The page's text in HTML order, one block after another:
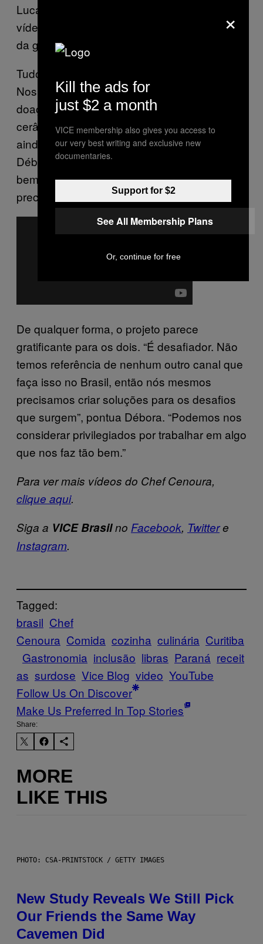
Lucas Costa. É ele quem grava, monta os
vídeos e, claro, saboreia as receitas ao final
da gravação.
Tudo é feito em casa e com grana própria.
Nos últimos tempos, o casal tem recebido
doações de panos de prato, aventais e
cerâmicas de algumas empresas – o que
ainda não contempla todos os gastos.
Débora acredita que um patrocínio cairia
bem. “Não queremos parar o canal, mas
precisamos de ajuda para seguir em frente.”
De qualquer forma, o projeto parece
gratificante para os dois. “É desafiador. Não
temos referência de nenhum outro canal que
faça isso no Brasil, então nós mesmos
precisamos criar soluções para os desafios
que surgem”, pontua Débora. “Podemos nos
considerar privilegiados por trabalhar em algo
que nos faz tão bem.”
Para ver mais vídeos do Chef Cenoura,
clique aqui.
Siga a VICE Brasilno Facebook, Twittere
Instagram.
Tagged:
brasil Chef
Cenoura Comida cozinha culinária Curitiba
Gastronomia inclusão libras Paraná receit
as surdose Vice Blog video YouTube
Follow Us On Discover
Make Us Preferred In Top Stories
Share:
MORE
LIKE THIS
PHOTO: CSA-PRINTSTOCK / GETTY IMAGES
New Study Reveals We Still Pick
Our Friends the Same Way
Cavemen Did
×
Kill the ads for
just $2 a month
VICE membership also gives you access to
our very best writing and exclusive new
documentaries.
Support for $2
See All Membership Plans
Or, continue for free